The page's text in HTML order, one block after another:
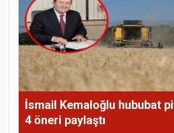
İsmail Kemaloğlu hububat
4 öneri paylaştı